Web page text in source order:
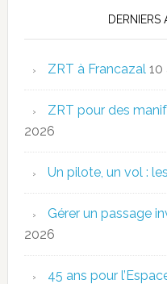
DERNIERS
ZRT à Francazal 10
ZRT pour des
2026
Un pilote, un vol :
Gérer un passage
2026
45 ans pour